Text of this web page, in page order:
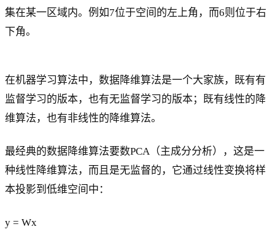
集在某一区域内。例如7位于空间的左上角，而6则位于右
下角。
在机器学习算法中，数据降维算法是一个大家族，既有有
监督学习的版本，也有无监督学习的版本；既有线性的降
维算法，也有非线性的降维算法。
最经典的数据降维算法要数PCA（主成分分析），这是一
种线性降维算法，而且是无监督的，它通过线性变换将样
本投影到低维空间中：
y = Wx